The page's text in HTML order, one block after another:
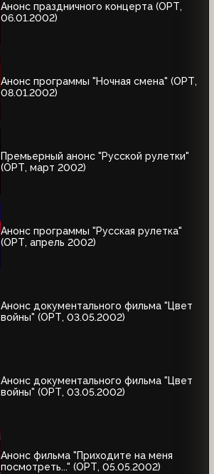
Анонс праздничного концерта (ОРТ,
06.01.2002)
Анонс программы "Ночная смена" (ОРТ,
08.01.2002)
Премьерный анонс "Русской рулетки"
(ОРТ, март 2002)
Анонс программы "Русская рулетка"
(ОРТ, апрель 2002)
Анонс документального фильма "Цвет
войны" (ОРТ, 03.05.2002)
Анонс документального фильма "Цвет
войны" (ОРТ, 03.05.2002)
Анонс фильма "Приходите на меня
посмотреть..." (ОРТ, 05.05.2002)